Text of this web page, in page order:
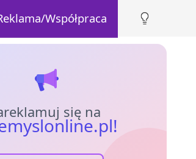
Współpraca
się na